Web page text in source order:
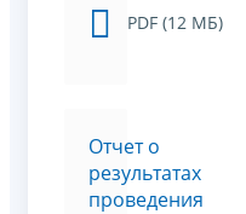
PDF (12 МБ)
Отчет о
результатах
проведения